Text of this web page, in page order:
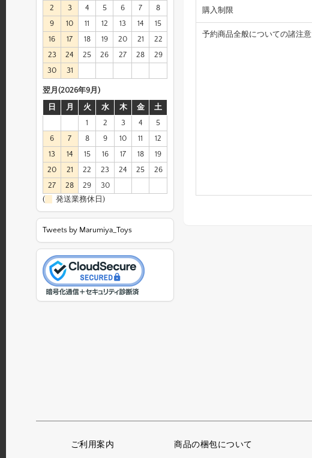
購入制限
予約商品全般についての諸注意
2
3 4 5 6 7
8
9
10 11 12 13 14
15
16
17 18 19 20 21
22
23
24 25 26 27 28
29
30
31
翌月(2026年9月)
日
月 火 水 木 金
土
1
2 3 4
5
6
7 8 9 10 11
12
13
14 15 16 17 18
19
20
21 22 23 24 25
26
27
28 29
30
(
発送業務休日)
Tweets by Marumiya_Toys
ご利用案内 商品の梱包について